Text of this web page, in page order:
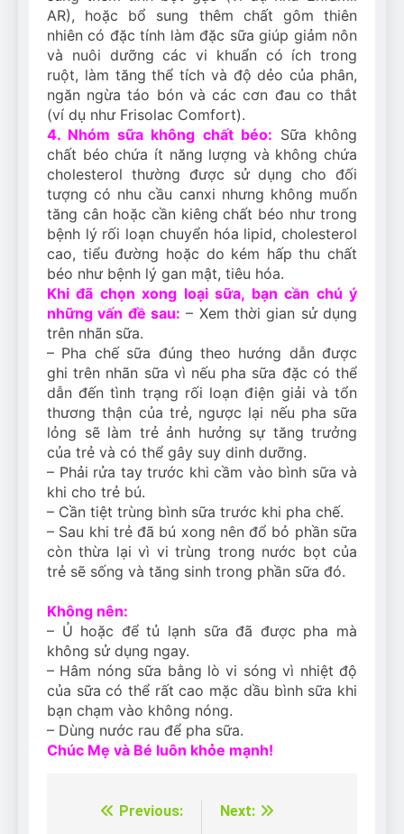
AR), hoặc bổ sung thêm chất gôm thiên
nhiên có đặc tính làm đặc sữa giúp giảm nôn
và nuôi dưỡng các vi khuẩn có ích trong
ruột, làm tăng thể tích và độ dẻo của phân,
ngăn ngừa táo bón và các cơn đau co thắt
(ví dụ như Frisolac Comfort).
4. Nhóm sữa không chất béo: Sữa không
chất béo chứa ít năng lượng và không chứa
cholesterol thường được sử dụng cho đối
tượng có nhu cầu canxi nhưng không muốn
tăng cân hoặc cần kiêng chất béo như trong
bệnh lý rối loạn chuyển hóa lipid, cholesterol
cao, tiểu đường hoặc do kém hấp thu chất
béo như bệnh lý gan mật, tiêu hóa.
Khi đã chọn xong loại sữa, bạn cần chú ý
những vấn đề sau: – Xem thời gian sử dụng
trên nhãn sữa.
– Pha chế sữa đúng theo hướng dẫn được
ghi trên nhãn sữa vì nếu pha sữa đặc có thể
dẫn đến tình trạng rối loạn điện giải và tổn
thương thận của trẻ, ngược lại nếu pha sữa
lỏng sẽ làm trẻ ảnh hưởng sự tăng trưởng
của trẻ và có thể gây suy dinh dưỡng.
– Phải rửa tay trước khi cầm vào bình sữa và
khi cho trẻ bú.
– Cần tiệt trùng bình sữa trước khi pha chế.
– Sau khi trẻ đã bú xong nên đổ bỏ phần sữa
còn thừa lại vì vi trùng trong nước bọt của
trẻ sẽ sống và tăng sinh trong phần sữa đó.
Không nên:
– Ủ hoặc để tủ lạnh sữa đã được pha mà
không sử dụng ngay.
– Hâm nóng sữa bằng lò vi sóng vì nhiệt độ
của sữa có thể rất cao mặc dầu bình sữa khi
bạn chạm vào không nóng.
– Dùng nước rau để pha sữa.
Chúc Mẹ và Bé luôn khỏe mạnh!
Điều
Previous:
Next: